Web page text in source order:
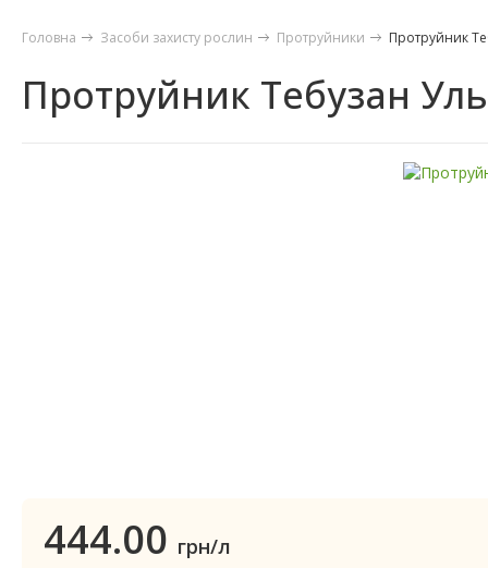
Головна Засоби захисту рослин Протруйники Протруйник
Протруйник Тебузан
444.00 грн/л